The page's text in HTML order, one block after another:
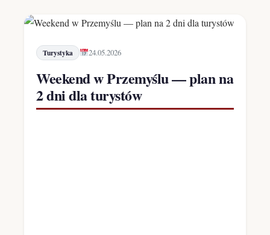
Turystyka 24.05.2026
Weekend w Przemyślu — plan na
2 dni dla turystów